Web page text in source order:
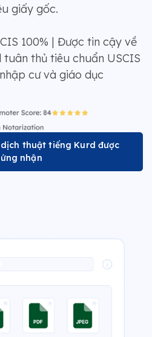
giấy gốc.
100% | Được tin cậy về
thủ tiêu chuẩn USCIS
cư và giáo dục
thuật tiếng Kurd được
nhận